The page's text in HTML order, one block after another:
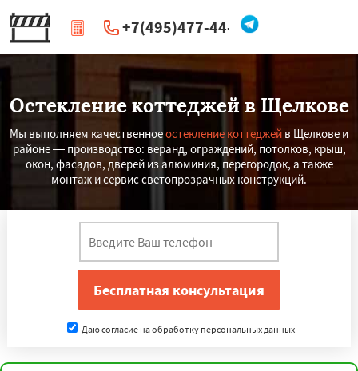
+7(495)477-44-66
| Перезвоните мне
Остекление коттеджей в Щелкове
Мы выполняем качественноеостекление коттеджей в Щелкове и
районе — производство: веранд, ограждений, потолков, крыш,
окон, фасадов, дверей из алюминия, перегородок, а также
монтаж и сервис светопрозрачных конструкций.
Даю согласие на обработку персональных данных